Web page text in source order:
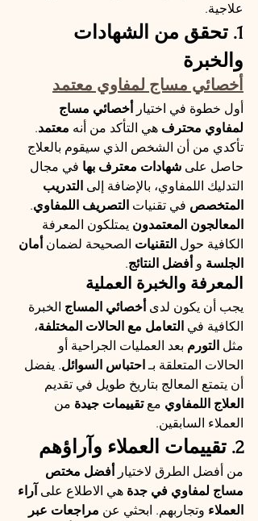
علاجية.
1. تحقق من الشهادات
والخبرة
أخصائي مساج لمفاوي معتمد
أول خطوة في اختيار
أخصائي مساج
لمفاوي محترف هي التأكد من أنه معتمد.
تأكدي من أن الشخص الذي سيقوم بالعلاج
حاصل على شهادات معترف بها في مجال
التدليك اللمفاوي، بالإضافة إلى التدريب
المتخصص في تقنيات التصريف اللمفاوي.
المعالجون المعتمدون يمتلكون المعرفة
الكافية حول التقنيات الصحيحة لضمان أمان
الجلسة و أفضل النتائج.
المعرفة والخبرة العملية
يجب أن يكون لدى أخصائي المساج الخبرة
الكافية في التعامل مع الحالات المختلفة،
مثل التورم بعد العمليات الجراحية أو
الحالات المتعلقة بـ احتباس السوائل. يفضل
أن يتمتع المعالج بتاريخ طويل في تقديم
العلاج اللمفاوي مع تقييمات جيدة من
العملاء السابقين.
2. تقييمات العملاء وآراؤهم
من أفضل الطرق لاختيار
أفضل مختص
مساج لمفاوي في جدة هي الاطلاع على آراء
العملاء وتجاربهم. ابحثي عن مراجعات عبر